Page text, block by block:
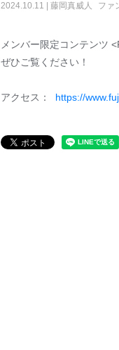
2024.10.11 藤岡真威人 ファ
メンバー限定コンテンツ
ぜひご覧ください！
アクセス： https://